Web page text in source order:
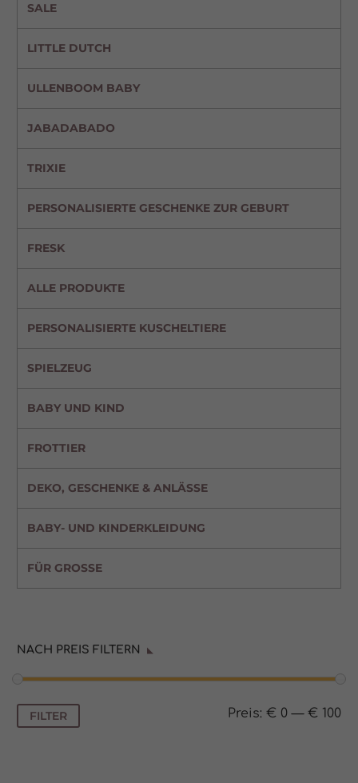
SALE
LITTLE DUTCH
ULLENBOOM BABY
JABADABADO
TRIXIE
PERSONALISIERTE GESCHENKE ZUR GEBURT
FRESK
ALLE PRODUKTE
PERSONALISIERTE KUSCHELTIERE
SPIELZEUG
BABY UND KIND
FROTTIER
DEKO, GESCHENKE & ANLÄSSE
BABY- UND KINDERKLEIDUNG
FÜR GROSSE
NACH PREIS FILTERN
Min.
Preis
Max.
Preis
FILTER Preis: € 0 — € 100